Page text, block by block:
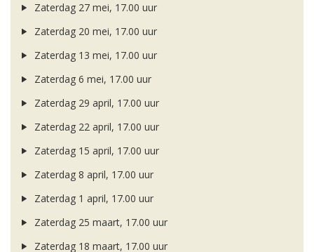
Zaterdag 27 mei, 17.00 uur
Zaterdag 20 mei, 17.00 uur
Zaterdag 13 mei, 17.00 uur
Zaterdag 6 mei, 17.00 uur
Zaterdag 29 april, 17.00 uur
Zaterdag 22 april, 17.00 uur
Zaterdag 15 april, 17.00 uur
Zaterdag 8 april, 17.00 uur
Zaterdag 1 april, 17.00 uur
Zaterdag 25 maart, 17.00 uur
Zaterdag 18 maart, 17.00 uur